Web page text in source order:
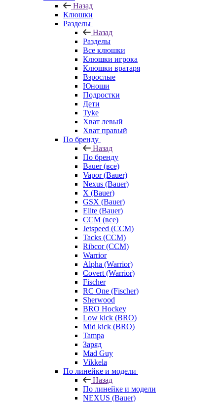
Назад
Клюшки
Разделы
Назад
Разделы
Все клюшки
Клюшки игрока
Клюшки вратаря
Взрослые
Юноши
Подростки
Дети
Tyke
Хват левый
Хват правый
По бренду
Назад
По бренду
Bauer (все)
Vapor (Bauer)
Nexus (Bauer)
X (Bauer)
GSX (Bauer)
Elite (Bauer)
CCM (все)
Jetspeed (CCM)
Tacks (CCM)
Ribcor (CCM)
Warrior
Alpha (Warrior)
Covert (Warrior)
Fischer
RC One (Fischer)
Sherwood
BRO Hockey
Low kick (BRO)
Mid kick (BRO)
Tampa
Заряд
Mad Guy
Vikkela
По линейке и модели
Назад
По линейке и модели
NEXUS (Bauer)